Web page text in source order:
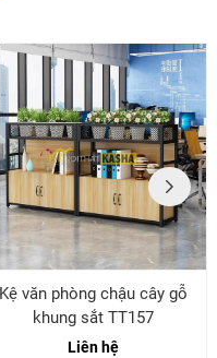
Kệ văn phòng chậu cây gỗ
khung sắt TT157
Liên hệ